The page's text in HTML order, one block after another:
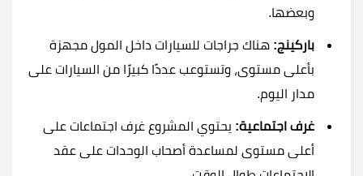
وبعضها.
باركينج: هناك جراجات للسيارات داخل المول مجهزة
بأعلى مستوى، وتستوعب عددًا كبيرًا من السيارات على
مدار اليوم.
غرف اجتماعية: يحتوي المشروع غرف اجتماعات على
أعلى مستوى لمساعدة أصحاب الوحدات على عقد